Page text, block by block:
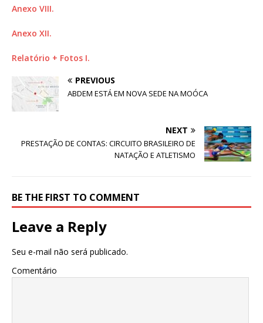
Anexo VIII.
Anexo XII.
Relatório + Fotos I.
PREVIOUS
ABDEM ESTÁ EM NOVA SEDE NA MOÓCA
NEXT
PRESTAÇÃO DE CONTAS: CIRCUITO BRASILEIRO DE
NATAÇÃO E ATLETISMO
BE THE FIRST TO COMMENT
Leave a Reply
Seu e-mail não será publicado.
Comentário